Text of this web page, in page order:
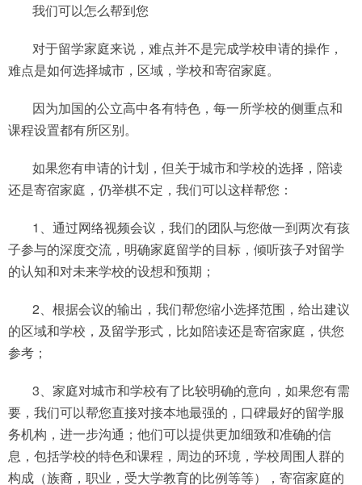
我们可以怎么帮到您
对于留学家庭来说，难点并不是完成学校申请的操作，
难点是如何选择城市，区域，学校和寄宿家庭。
因为加国的公立高中各有特色，每一所学校的侧重点和
课程设置都有所区别。
如果您有申请的计划，但关于城市和学校的选择，陪读
还是寄宿家庭，仍举棋不定，我们可以这样帮您：
1、通过网络视频会议，我们的团队与您做一到两次有孩
子参与的深度交流，明确家庭留学的目标，倾听孩子对留学
的认知和对未来学校的设想和预期；
2、根据会议的输出，我们帮您缩小选择范围，给出建议
的区域和学校，及留学形式，比如陪读还是寄宿家庭，供您
参考；
3、家庭对城市和学校有了比较明确的意向，如果您有需
要，我们可以帮您直接对接本地最强的，口碑最好的留学服
务机构，进一步沟通；他们可以提供更加细致和准确的信
息，包括学校的特色和课程，周边的环境，学校周围人群的
构成（族裔，职业，受大学教育的比例等等），寄宿家庭的